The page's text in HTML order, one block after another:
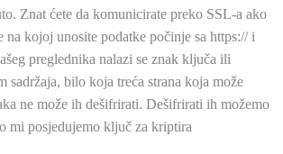
Znat ćete da komunicirate preko SSL-a ako
na kojoj unosite podatke počinje sa https:// i
preglednika nalazi se znak ključa ili
sadržaja, bilo koja treća strana koja može
ne može ih dešifrirati. Dešifrirati ih možemo
mi posjedujemo ključ za kriptira